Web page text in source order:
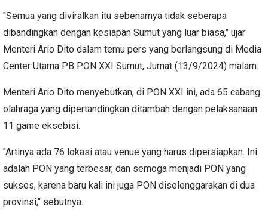
"Semua yang diviralkan itu sebenarnya tidak seberapa
dibandingkan dengan kesiapan Sumut yang luar biasa," ujar
Menteri Ario Dito dalam temu pers yang berlangsung di Media
Center Utama PB PON XXI Sumut, Jumat (13/9/2024) malam.
Menteri Ario Dito menyebutkan, di PON XXI ini, ada 65 cabang
olahraga yang dipertandingkan ditambah dengan pelaksanaan
11 game eksebisi.
"Artinya ada 76 lokasi atau venue yang harus dipersiapkan. Ini
adalah PON yang terbesar, dan semoga menjadi PON yang
sukses, karena baru kali ini juga PON diselenggarakan di dua
provinsi," sebutnya.